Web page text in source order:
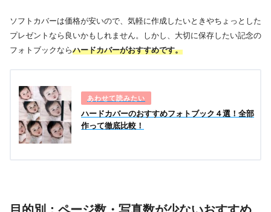
ソフトカバーは価格が安いので、気軽に作成したいときやちょっとした
プレゼントなら良いかもしれません。しかし、大切に保存したい記念の
フォトブックならハードカバーがおすすめです。
ハードカバーのおすすめフォトブック４選！全部
作って徹底比較！